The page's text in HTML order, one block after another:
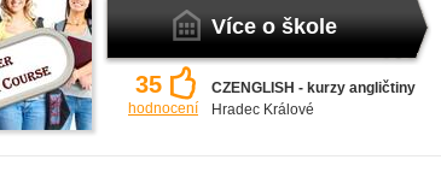
Více o škole
35
hodnocení
CZENGLISH - kurzy angličtiny
Hradec Králové